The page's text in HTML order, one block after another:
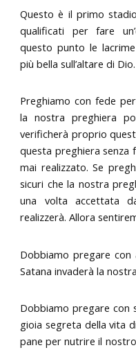
Questo è il primo
qualificati per fare
questo punto le
più bella sull’altare di Dio.
Preghiamo con fede
la nostra preghiera
verificherà proprio
questa preghiera senza
mai realizzato. Se
sicuri che la nostra
una volta accettata
realizzerà. Allora
Dobbiamo pregare
Satana invaderà la
Dobbiamo pregare con
gioia segreta della vita
pane per nutrire il